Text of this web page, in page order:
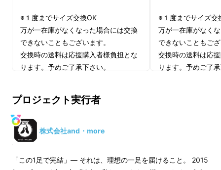
※１度までサイズ交換OK
万が一在庫がなくなった場合には交換
できないこともございます。
交換時の送料は応援購入者様負担とな
ります。予めご了承下さい。
は予告なく変更になる場合がございま
す。ご了承ください。
※ご注文状況、使用部材の供給状況、
遅れる場合があります。
※１度までサイズ交
万が一在庫がなく
できないこともご
交換時の送料は応
ります。予めご了
遅れる場合があり
プロジェクト実行者
株式会社and・more
「この1足で完結」— それは、理想の一足を届けること。 2015